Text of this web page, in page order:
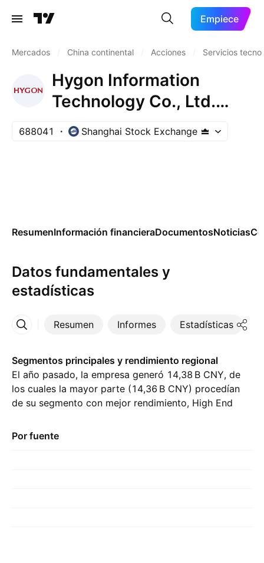
Empiece
Mercados China continental Acciones Servicios
Hygon Information
Technology Co., Ltd.
Class A
688041 Shanghai Stock Exchange
ResumenInformación financieraDocumentosNoticias
Datos fundamentales y
estadísticas
Resumen Informes Estadísticas
Más
Segmentos principales y rendimiento regional
El año pasado, la empresa generó ‪14,38 B‬ CNY, de
los cuales la mayor parte (‪14,36 B‬ CNY) procedían
de su segmento con mejor rendimiento, High End
previo. La mayor contribución provino de China
Por fuente